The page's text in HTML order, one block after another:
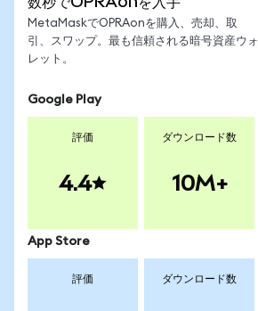
MetaMaskでOPRAonを購入、売却、取
引、スワップ。最も信頼される暗号資産ウォ
レット。
Google Play
評価
4.4
ダウンロード数
10M+
App Store
評価 ダウンロード数